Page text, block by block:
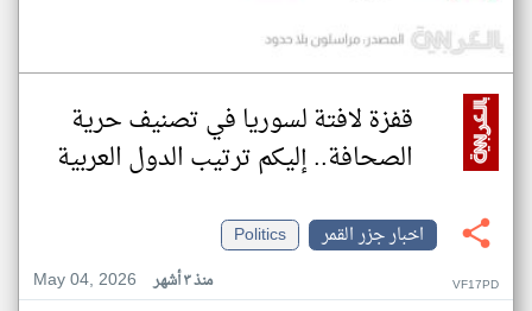
قفزة لافتة لسوريا في تصنيف حرية
الصحافة.. إليكم ترتيب الدول العربية
اخبار جزر القمر
Politics
May 04, 2026
منذ ٣ أشهر VF17PD